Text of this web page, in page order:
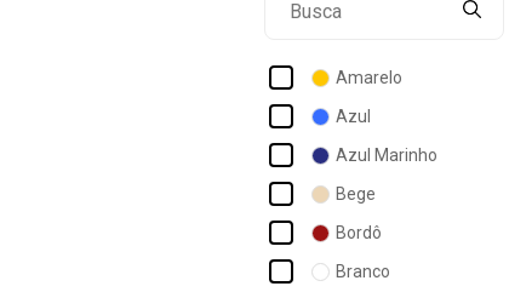
Dialogo
Amarelo
Azul
Azul Marinho
Bege
Bordô
Branco